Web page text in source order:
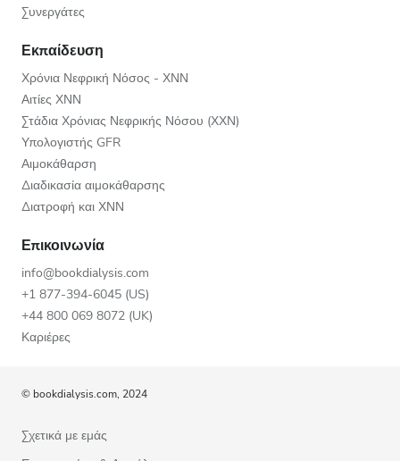
Συνεργάτες
Εκπαίδευση
Χρόνια Νεφρική Νόσος - ΧΝΝ
Αιτίες ΧΝΝ
Στάδια Χρόνιας Νεφρικής Νόσου (ΧΧΝ)
Υπολογιστής GFR
Αιμοκάθαρση
Διαδικασία αιμοκάθαρσης
Διατροφή και ΧΝΝ
Επικοινωνία
info@bookdialysis.com
+1 877-394-6045 (US)
+44 800 069 8072 (UK)
Καριέρες
© bookdialysis.com, 2024
Σχετικά με εμάς